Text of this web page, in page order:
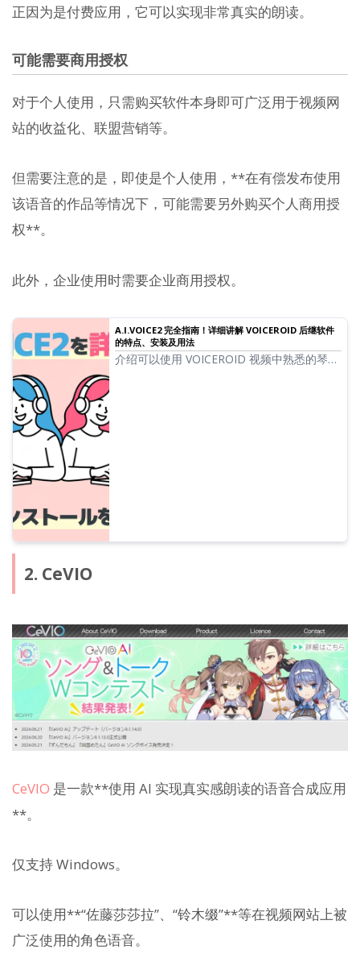
正因为是付费应用，它可以实现非常真实的朗读。
可能需要商用授权
对于个人使用，只需购买软件本身即可广泛用于视频网
站的收益化、联盟营销等。
但需要注意的是，即使是个人使用，**在有偿发布使用
该语音的作品等情况下，可能需要另外购买个人商用授
权**。
此外，企业使用时需要企业商用授权。
A.I.VOICE2 完全指南！详细讲解 VOICEROID 后继软件
的特点、安装及用法
介绍可以使用 VOICEROID 视频中熟悉的琴叶
2. CeVIO
CeVIO 是一款**使用 AI 实现真实感朗读的语音合成应用
**。
仅支持 Windows。
可以使用**“佐藤莎莎拉”、“铃木缀”**等在视频网站上被
广泛使用的角色语音。